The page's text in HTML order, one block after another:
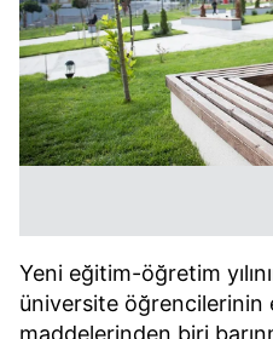
Yeni eğitim-öğretim
üniversite öğrencilerinin
maddelerinden biri